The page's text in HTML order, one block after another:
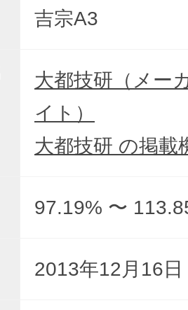
吉宗A3
大都技研（メー
イト）
大都技研 の掲載
97.19% 〜
2013年12月16日